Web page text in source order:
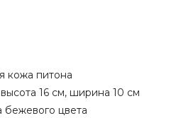
кожа питона
16 см, ширина 10 см
бежевого цвета